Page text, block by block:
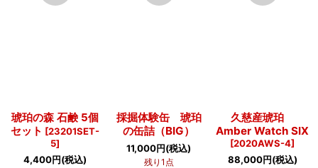
琥珀の森 石鹸 5個
セット [23201SET-
5]
4,400円(税込)
採掘体験缶 琥珀
の缶詰（BIG）
11,000円(税込)
残り1点
久慈産琥珀
Amber Watch SIX
[2020AWS-4]
88,000円(税込)